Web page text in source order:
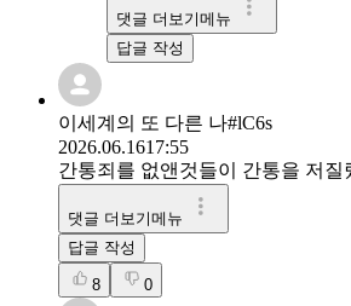
댓글 더보기메뉴
답글 작성
이세계의 또 다른 나#lC6s
2026.06.1617:55
간통죄를 없앤것들이 간통을 저질
댓글 더보기메뉴
답글 작성
8 0